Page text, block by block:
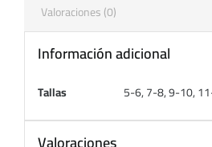
Valoraciones (0)
Información adicional
Tallas 5-6, 7-8, 9-10,